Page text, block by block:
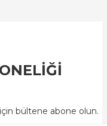
bültene abone olun.